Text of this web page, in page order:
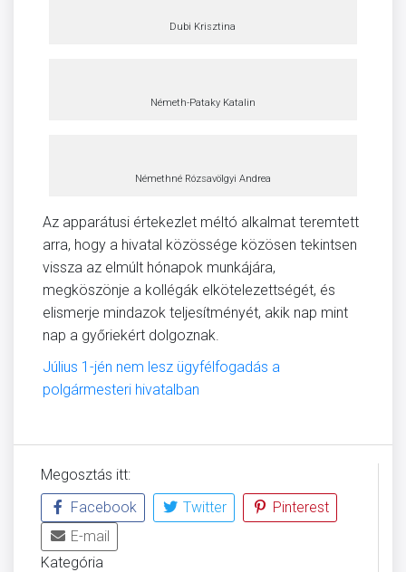
Dubi Krisztina
Németh-Pataky Katalin
Némethné Rózsavölgyi Andrea
Az apparátusi értekezlet méltó alkalmat teremtett
arra, hogy a hivatal közössége közösen tekintsen
vissza az elmúlt hónapok munkájára,
megköszönje a kollégák elkötelezettségét, és
elismerje mindazok teljesítményét, akik nap mint
nap a győriekért dolgoznak.
Július 1-jén nem lesz ügyfélfogadás a
polgármesteri hivatalban
Megosztás itt:
Facebook
Twitter
Pinterest
E-mail
Kategória